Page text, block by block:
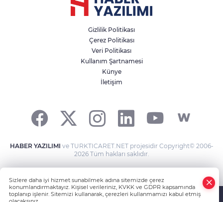
Gizlilik Politikası
Çerez Politikası
Veri Politikası
Kullanım Şartnamesi
Künye
İletişim
HABER YAZILIMI ve TURKTICARET.NET projesidir Copyright© 2006-
2026 Tüm hakları saklıdır.
Sizlere daha iyi hizmet sunabilmek adına sitemizde çerez
konumlandırmaktayız. Kişisel verileriniz, KVKK ve GDPR kapsamında
toplanıp işlenir. Sitemizi kullanarak, çerezleri kullanmamızı kabul etmiş